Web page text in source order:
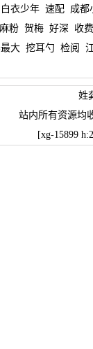
白衣少年 速配
成都
粉 贺梅 好深
收费
大 挖耳勺 检阅
姓
站内所有资源均
[xg-15899